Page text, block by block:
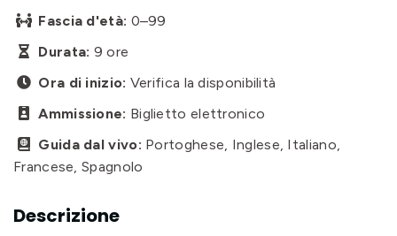
 Fascia d'età: 0–99
 Durata: 9 ore
 Ora di inizio: Verifica la disponibilità
 Ammissione: Biglietto elettronico
 Guida dal vivo: Portoghese, Inglese, Italiano,
Francese, Spagnolo
Descrizione